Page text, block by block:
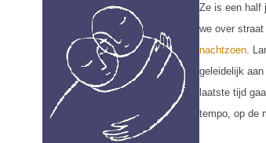
Ze is een half
we over
nachtzoen .
geleidelijk
laatste tijd
tempo, op de